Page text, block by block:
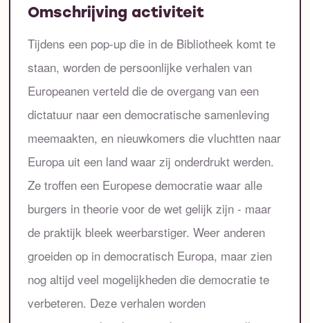
Omschrijving activiteit
Tijdens een pop-up die in de Bibliotheek komt te
staan, worden de persoonlijke verhalen van
Europeanen verteld die de overgang van een
dictatuur naar een democratische samenleving
meemaakten, en nieuwkomers die vluchtten naar
Europa uit een land waar zij onderdrukt werden.
Ze troffen een Europese democratie waar alle
burgers in theorie voor de wet gelijk zijn - maar
de praktijk bleek weerbarstiger. Weer anderen
groeiden op in democratisch Europa, maar zien
nog altijd veel mogelijkheden die democratie te
verbeteren. Deze verhalen worden